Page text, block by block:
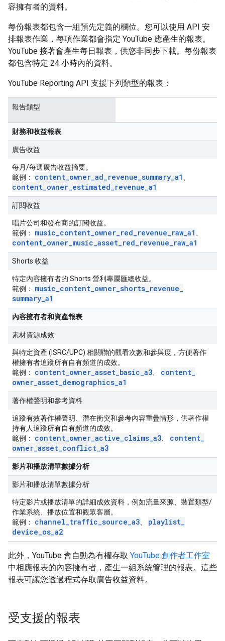
容擁有者的資料。
每份報表都包含一組預先定義的欄位。您可以使用 API 安
排報表作業，每項作業都會指定 YouTube 應產生的報表。
YouTube 接著會產生每日報表，供您非同步下載。每份報表
都包含特定 24 小時內的資料。
YouTube Reporting API 支援下列類型的報表：
報告類型
財務和收益報表
廣告收益
每月/每週廣告收益摘要。
範例：
content_owner_ad_revenue_summary_a1
content_owner_estimated_revenue_a1
訂閱收益
唱片公司和發布商的訂閱收益。
範例：
music_content_owner_red_revenue_raw_a1
content_owner_music_asset_red_revenue_raw_a1
Shorts 收益
特定內容擁有者的 Shorts 營利專屬匯總收益。
範例：
music_content_owner_shorts_revenue_
summary_a1
內容擁有者和資產報表
素材資源成效
與特定資產 (ISRC/UPC) 相關聯的觀看次數和參與度，方便著作
權擁有者追蹤所有自有頻道的成效。
範例：
content_owner_asset_basic_a3 content_
owner_asset_demographics_a1
著作權聲明和參考資料
追蹤有效著作權聲明、潛在衝突和參考內容重疊情形，供著作權
持有人追蹤所有自有頻道的成效。
範例：
content_owner_active_claims_a3 content_
owner_asset_conflict_a3
影片和播放清單數據分析
影片和播放清單數據分析
特定影片或播放清單的詳細成效資料，例如流量來源、裝置類型/
作業系統、播放位置和觀眾客層。
範例：
channel_traffic_source_a3 playlist_
device_os_a2
此外，YouTube 會自動為有權存取 YouTube 創作者工作室
中相應報表的內容擁有者，產生一組系統管理的報表。這些
報表可讓您透過程式存取廣告收益資料。
受支援的報表